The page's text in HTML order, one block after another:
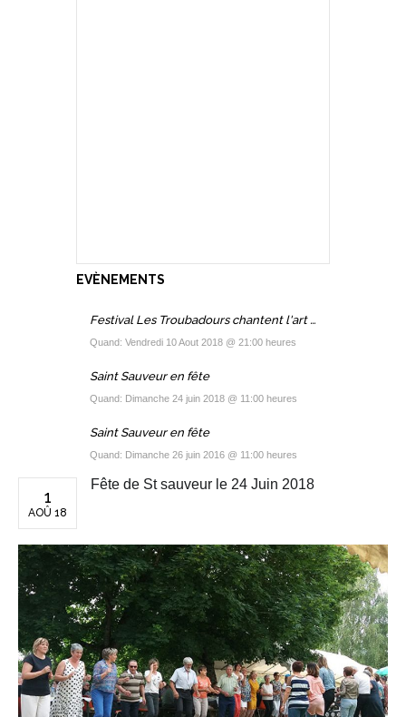
EVÈNEMENTS
Festival Les Troubadours chantent l'art roman en Occitanie
Quand: Vendredi 10 Aout 2018 @ 21:00 heures
Saint Sauveur en fête
Quand: Dimanche 24 juin 2018 @ 11:00 heures
Saint Sauveur en fête
Quand: Dimanche 26 juin 2016 @ 11:00 heures
1
AOÛ 18
Fête de St sauveur le 24 Juin 2018